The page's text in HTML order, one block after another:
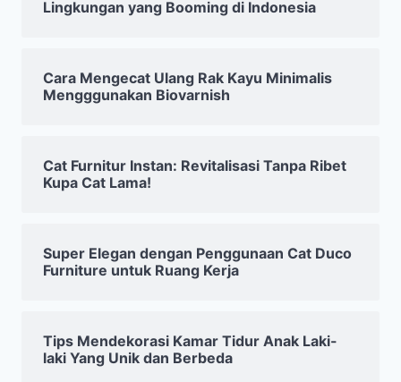
Lingkungan yang Booming di Indonesia
Cara Mengecat Ulang Rak Kayu Minimalis
Mengggunakan Biovarnish
Cat Furnitur Instan: Revitalisasi Tanpa Ribet
Kupa Cat Lama!
Super Elegan dengan Penggunaan Cat Duco
Furniture untuk Ruang Kerja
Tips Mendekorasi Kamar Tidur Anak Laki-
laki Yang Unik dan Berbeda